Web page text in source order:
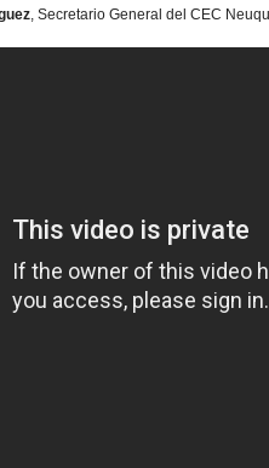
, Secretario General del CEC